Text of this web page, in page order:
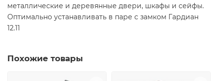
металлические и деревянные двери, шкафы и сейфы.
Оптимально устанавливать в паре с замком Гардиан
12.11
Похожие товары